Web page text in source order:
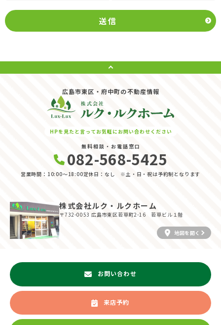
(1) お客さま情報に適用される個人情報の保護に関する法律その他の関
係法令を遵守し、適切に取り扱います。また、適宜取扱いの改善に努め
(3) お客さま情報の収集に際しては、利用目的を特定して通知または公
表し、その利用目的にしたがってお客さま情報を取り扱います。
を講じて適切な管理を行います。
(5) 保有するお客さま情報について、お客さま本人からの開示、訂正、
削除、利用停止の依頼を所定の窓口でお受けして、誠意をもって対応い
具体的には、以下の内容に従ってお客さま情報の取り扱いをいたしま
３．お客様の情報の利用目的
当社は、不動産についてのサービスをお客さまにご利用いただくにあた
て、お客さまの個人情報（お客さまの電子メールアドレス、氏名、住
所、電話番号等）を取得いたしますが、これらの個人情報は下記の目的
に利用させていただきます。
(1) 不動産についてのサービスの提供
(2) 不動産についてのサービスのアフターサービスの提供
(4) ウェブサイトシステム管理会社（以下「サイト管理会社」といいま
(5) その他上記(1)から(4)に附随する業務の実施
なお、当社は、サイト管理会社が提供するサービス改善に必要な範囲
で、お客様の個人データをサイト管理会社に提供します。
このように提供された個人データにつきましては、サイト管理会社にお
送信
広島市東区・府中町の不動産情報
HPを見たと言ってお気軽にお問い合わせください
無料相談・お電話窓口
082-568-5425
営業時間：10:00〜18:00定休日：なし ※土・日・祝は予約制となります
株式会社ルク・ルクホーム
〒732-0053 広島市東区若草町2-16 若草ビル１階
地図を開く
お問い合わせ
来店予約